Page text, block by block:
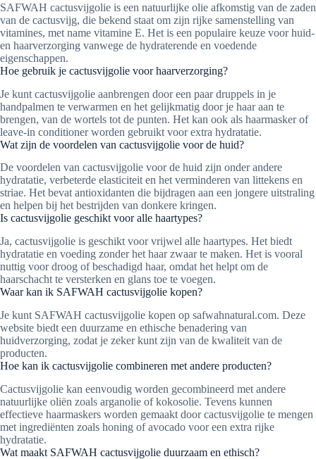
SAFWAH cactusvijgolie is een natuurlijke olie afkomstig van de zaden
van de cactusvijg, die bekend staat om zijn rijke samenstelling van
vitamines, met name vitamine E. Het is een populaire keuze voor huid-
en haarverzorging vanwege de hydraterende en voedende
eigenschappen.
Hoe gebruik je cactusvijgolie voor haarverzorging?
Je kunt cactusvijgolie aanbrengen door een paar druppels in je
handpalmen te verwarmen en het gelijkmatig door je haar aan te
brengen, van de wortels tot de punten. Het kan ook als haarmasker of
leave-in conditioner worden gebruikt voor extra hydratatie.
Wat zijn de voordelen van cactusvijgolie voor de huid?
De voordelen van cactusvijgolie voor de huid zijn onder andere
hydratatie, verbeterde elasticiteit en het verminderen van littekens en
striae. Het bevat antioxidanten die bijdragen aan een jongere uitstraling
en helpen bij het bestrijden van donkere kringen.
Is cactusvijgolie geschikt voor alle haartypes?
Ja, cactusvijgolie is geschikt voor vrijwel alle haartypes. Het biedt
hydratatie en voeding zonder het haar zwaar te maken. Het is vooral
nuttig voor droog of beschadigd haar, omdat het helpt om de
haarschacht te versterken en glans toe te voegen.
Waar kan ik SAFWAH cactusvijgolie kopen?
Je kunt SAFWAH cactusvijgolie kopen op safwahnatural.com. Deze
website biedt een duurzame en ethische benadering van
huidverzorging, zodat je zeker kunt zijn van de kwaliteit van de
producten.
Hoe kan ik cactusvijgolie combineren met andere producten?
Cactusvijgolie kan eenvoudig worden gecombineerd met andere
natuurlijke oliën zoals arganolie of kokosolie. Tevens kunnen
effectieve haarmaskers worden gemaakt door cactusvijgolie te mengen
met ingrediënten zoals honing of avocado voor een extra rijke
hydratatie.
Wat maakt SAFWAH cactusvijgolie duurzaam en ethisch?